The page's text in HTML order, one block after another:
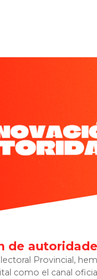
de
Provincial,
como el canal